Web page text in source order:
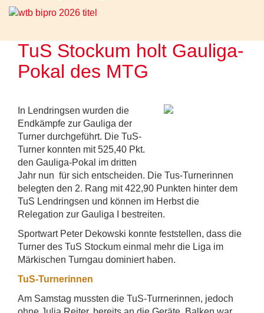
TuS Stockum holt Gauliga-
Pokal des MTG
In Lendringsen wurden die
Endkämpfe zur Gauliga der
Turner durchgeführt. Die TuS-
Turner konnten mit 525,40 Pkt.
den Gauliga-Pokal im dritten
Jahr nun für sich entscheiden. Die Tus-Turnerinnen
belegten den 2. Rang mit 422,90 Punkten hinter dem
TuS Lendringsen und können im Herbst die
Relegation zur Gauliga I bestreiten.
Sportwart Peter Dekowski konnte feststellen, dass die
Turner des TuS Stockum einmal mehr die Liga im
Märkischen Turngau dominiert haben.
TuS-Turnerinnen
Am Samstag mussten die TuS-Turrnerinnen, jedoch